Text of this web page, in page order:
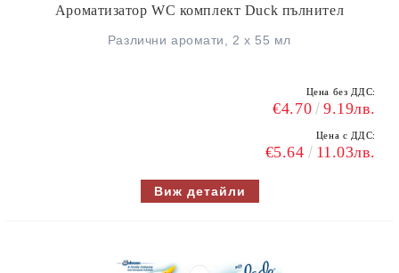
Ароматизатор WC комплект Duck пълнител
Различни аромати, 2 x 55 мл
Цена без ДДС:
€4.70 9.19лв.
Цена с ДДС:
€5.64 11.03лв.
Виж детайли